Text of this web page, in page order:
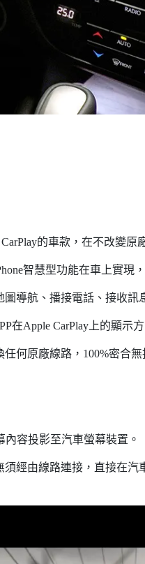
的車款，在不改變
智慧型功能在車上實現
導航、播接電話、接收訊
在Apple CarPlay上的顯示
何原廠線路，100%密合無
容投影至汽車螢幕裝置。
經由線路連接，直接在汽